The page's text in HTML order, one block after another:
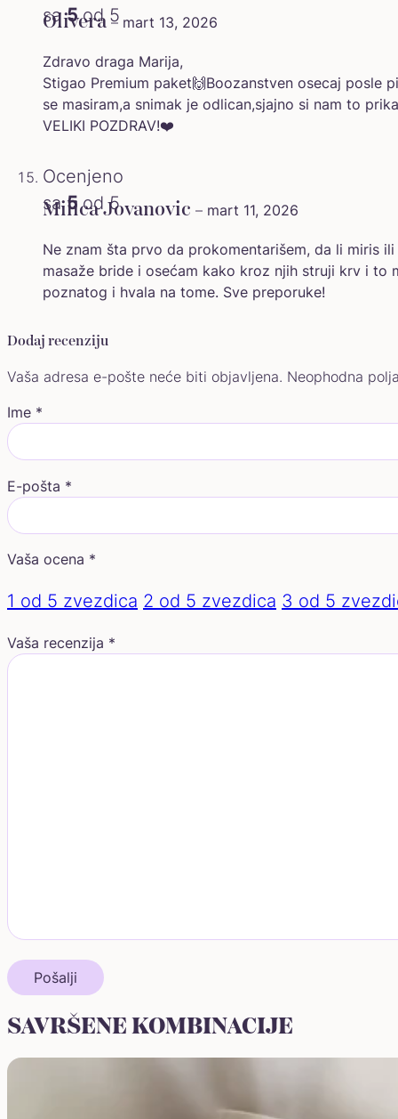
sa5od 5
Olivera– mart 13, 2026
Zdravo draga Marija,
Stigao Premium paket🙌Boozanstven osecaj posle
se masiram,a snimak je odlican,sjajno si nam to
VELIKI POZDRAV!❤️
Ocenjeno
sa5od 5
Milica Jovanovic – mart 11, 2026
Ne znam šta prvo da prokomentarišem, da li miris
masaže bride i osećam kako kroz njih struji krv i to
poznatog i hvala na tome. Sve preporuke!
Dodaj recenziju
Vaša adresa e-pošte neće biti objavljena. Neophodna
Ime *
E-pošta *
Vaša ocena *
1 od 5 zvezdica 2 od 5 zvezdica 3 od 5
Vaša recenzija *
SAVRŠENE KOMBINACIJE